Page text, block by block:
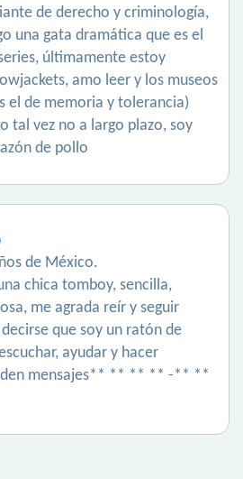
de derecho y criminología,
una gata dramática que es el
últimamente estoy
amo leer y los museos
el de memoria y tolerancia)
tal vez no a largo plazo, soy
de pollo
de México.
chica tomboy, sencilla,
me agrada reír y seguir
que soy un ratón de
ayudar y hacer
mensajes** ** ** ** -** **